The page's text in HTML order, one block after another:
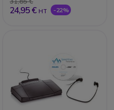
24,95 € HT -22%